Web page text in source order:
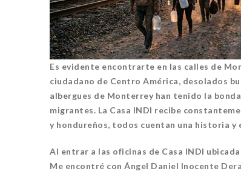
Es evidente encontrarte en las calles de
ciudadano de Centro América, desolados
albergues de Monterrey han tenido la
migrantes. La Casa INDI recibe
y hondureños, todos cuentan una historia y
Al entrar a las oficinas de Casa INDI
Me encontré con Ángel Daniel Inocente
CANTERA